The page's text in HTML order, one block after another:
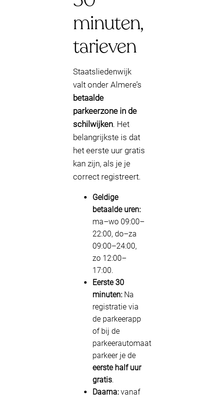
minuten,
tarieven
Staatsliedenwijk
valt onder Almere’s
betaalde
parkeerzone in de
schilwijken. Het
belangrijkste is dat
het eerste uur gratis
kan zijn, als je je
correct registreert.
Geldige
betaalde uren:
ma–wo 09:00–
22:00, do–za
09:00–24:00,
zo 12:00–
17:00.
Eerste 30
minuten: Na
registratie via
de parkeerapp
of bij de
parkeerautomaat
parkeer je de
eerste half uur
gratis.
Daarna: vanaf